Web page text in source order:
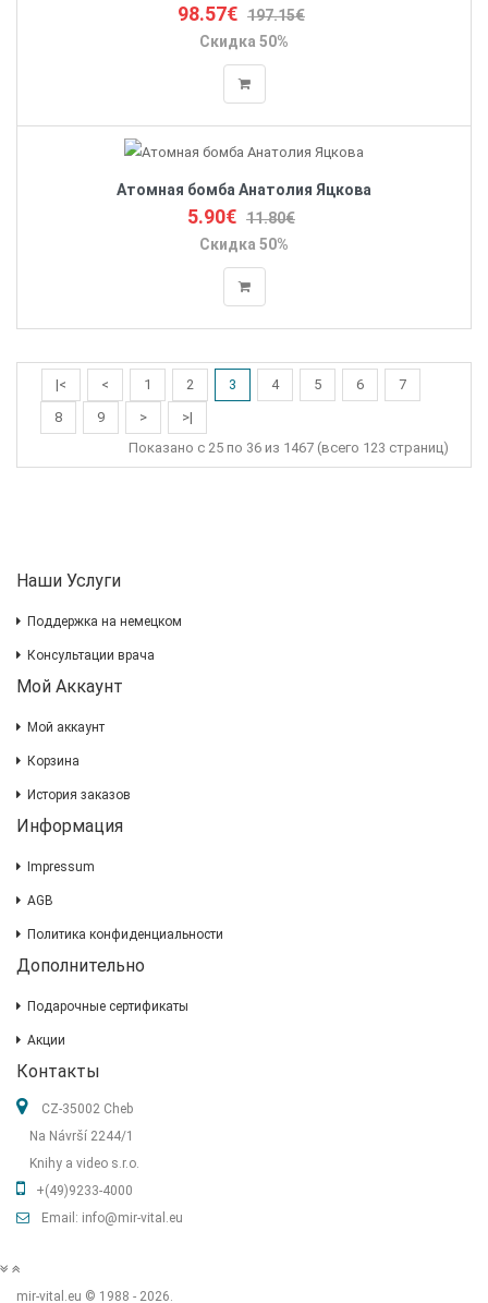
98.57€ 197.15€
Скидка 50%
Атомная бомба Анатолия Яцкова
5.90€ 11.80€
Скидка 50%
|< < 1 2 3 4 5 6
7
8
9 >
>|
Показано с 25 по 36 из 1467 (всего 123 страниц)
Наши Услуги
Поддержка на немецком
Консультации врача
Мой Аккаунт
Мой аккаунт
Корзина
История заказов
Информация
Impressum
AGB
Политика конфиденциальности
Дополнительно
Подарочные сертификаты
Акции
Контакты
CZ-35002 Cheb
Na Návrší 2244/1
Knihy a video s.r.o.
+(49)9233-4000
Email: info@mir-vital.eu
mir-vital.eu © 1988 - 2026.